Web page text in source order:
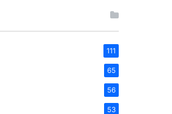
111
65
56
53